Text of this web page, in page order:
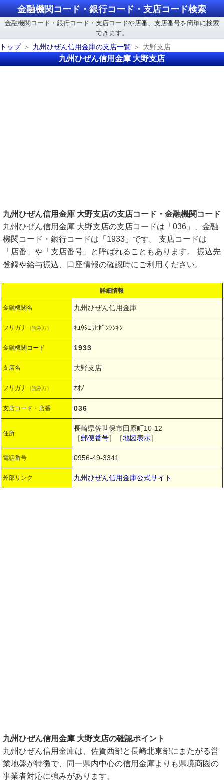
金融機関コード・銀行コード・支店コード検索
金融機関コード・銀行コード・支店コードや店番、支店番号を簡単に検索
できます。
トップ
九州ひぜん信用金庫の支店一覧 大野支店
九州ひぜん信用金庫 大野支店
九州ひぜん信用金庫 大野支店の支店コード・金融機関コード
九州ひぜん信用金庫 大野支店の支店コードは「036」、金融
機関コード・銀行コードは「1933」です。 支店コードは
「店番」や「支店番号」と呼ばれることもあります。 振込先
登録や給与振込、口座情報の確認時にご利用ください。
詳細情報
金融機関名 九州ひぜん信用金庫
フリガナ （読み方） ｷﾕｳｼﾕｳﾋｾﾞﾝｼﾝｷﾝ
金融機関コード 1933
支店名 大野支店
フリガナ （読み方） ｵｵﾉ
支店コード・店番 036
住所
長崎県佐世保市田原町10-12
［郵便番号］［地図表示］
電話番号 0956-49-3341
外部リンク 九州ひぜん信用金庫公式サイト
九州ひぜん信用金庫 大野支店の確認ポイント
九州ひぜん信用金庫は、佐賀西部と長崎北東部にまたがる営
業地盤が特徴で、同一県内中心の信用金庫よりも県境商圏の
事業者対応に強みがあります。